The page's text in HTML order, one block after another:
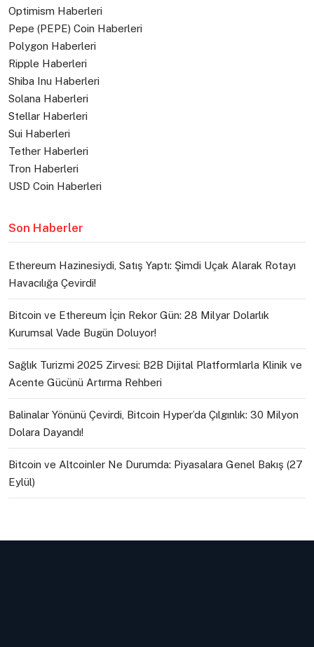
Optimism Haberleri
Pepe (PEPE) Coin Haberleri
Polygon Haberleri
Ripple Haberleri
Shiba Inu Haberleri
Solana Haberleri
Stellar Haberleri
Sui Haberleri
Tether Haberleri
Tron Haberleri
USD Coin Haberleri
Son Haberler
Ethereum Hazinesiydi, Satış Yaptı: Şimdi Uçak Alarak Rotayı
Havacılığa Çevirdi!
Bitcoin ve Ethereum İçin Rekor Gün: 28 Milyar Dolarlık
Kurumsal Vade Bugün Doluyor!
Sağlık Turizmi 2025 Zirvesi: B2B Dijital Platformlarla Klinik ve
Acente Gücünü Artırma Rehberi
Balinalar Yönünü Çevirdi, Bitcoin Hyper’da Çılgınlık: 30 Milyon
Dolara Dayandı!
Bitcoin ve Altcoinler Ne Durumda: Piyasalara Genel Bakış (27
Eylül)